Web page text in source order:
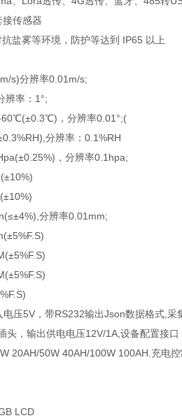
传感器
雾等环境，防护等达到 IP65 以上
s)分辨率0.01m/s;
率：1°;
，分辨率0.01°;(
分辨率：0.1%RH
，分辨率0.1hpa;
分辨率0.01mm;
5V，带RS232输出Json数据格式,采
，输出供电电压12V/1A,设备配置接口
50W 40AH/100W 100AH.充电控
LCD